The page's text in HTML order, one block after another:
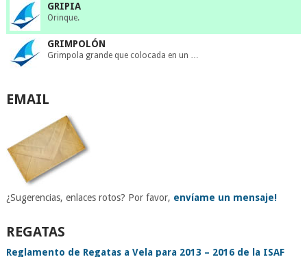
GRIPIA
Orinque.
GRIMPOLÓN
Grimpola grande que colocada en un …
EMAIL
¿Sugerencias, enlaces rotos? Por favor, envíame un mensaje!
REGATAS
Reglamento de Regatas a Vela para 2013 – 2016 de la ISAF